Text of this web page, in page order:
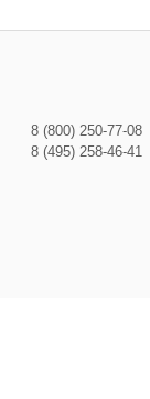
8 (800) 250-77-08
8 (495) 258-46-41